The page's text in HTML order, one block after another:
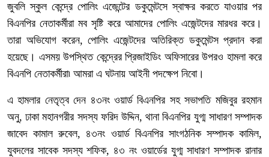
জুবলি স্কুল কেন্দ্রে পোলিং এজেন্টের ডকুমেন্টসে স্বাক্ষর করতে যাওয়ার পর
বিএনপির নেতাকর্মীরা মব সৃষ্টি করে আমাদের পোলিং এজেন্টদের মারধর করে।
তারা অভিযোগ করেন, পোলিং এজেন্টদের অতিরিক্ত ডকুমেন্টস প্রদান করা
হয়েছে। এসময় উপস্থিত কেন্দ্রের প্রিজাইডিং অফিসারের উপরও হামলা করে
বিএনপি নেতাকর্মীরা৷ আমরা এ ঘটনায় আইনী পদক্ষেপ নিবো।
এ হামলার নেতৃত্ব দেন ৪৩নং ওয়ার্ড বিএনপির সহ সভাপতি মজিবুর রহমান
অনু, ঢাকা মহানগরীর সদস্য ফরিদ উদ্দিন, থানা বিএনপির যুগ্ম সাধারণ সম্পাদক
জাবেদ কামাল রুবেল, ৪৩নং ওয়ার্ড বিএনপির সাংগঠনিক সম্পাদক কামিল,
যুবদলের সাবেক সদস্য শফিক, ৪৩ নং ওয়ার্ডের যুগ্ম সাধারণ সম্পাদক রানার